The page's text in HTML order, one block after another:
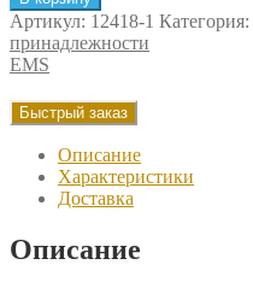
Черная
раковина
EMS
для
парикмахерской
мойки
Артикул: 12418-1 Категория:
принадлежности
EMS
Быстрый заказ
Описание
Характеристики
Доставка
Описание